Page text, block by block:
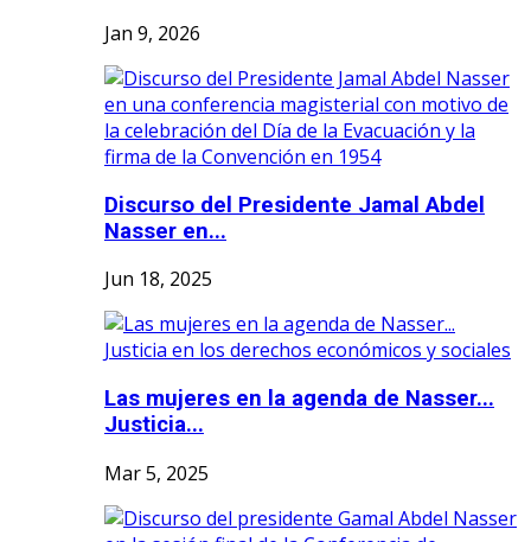
Jan 9, 2026
Discurso del Presidente Jamal Abdel
Nasser en...
Jun 18, 2025
Las mujeres en la agenda de Nasser...
Justicia...
Mar 5, 2025